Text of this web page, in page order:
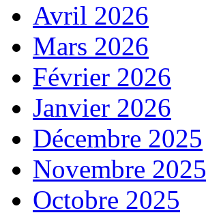
Avril 2026
Mars 2026
Février 2026
Janvier 2026
Décembre 2025
Novembre 2025
Octobre 2025